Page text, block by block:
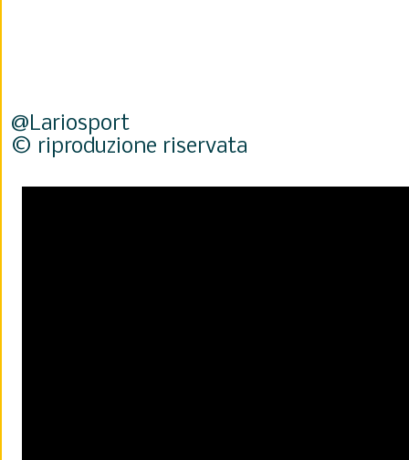
@Lariosport
© riproduzione riservata